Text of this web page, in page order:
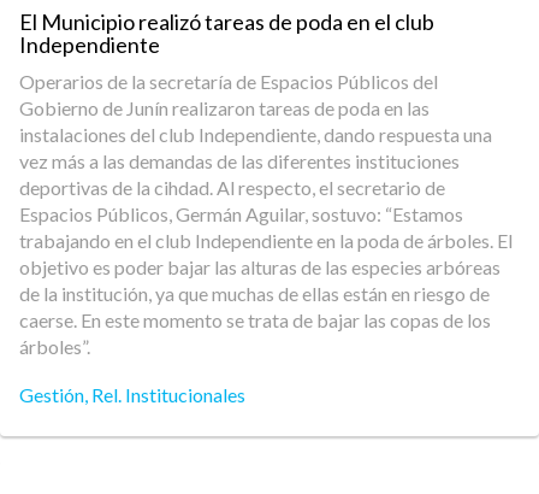
El Municipio realizó tareas de poda en el club
Independiente
Operarios de la secretaría de Espacios Públicos del
Gobierno de Junín realizaron tareas de poda en las
instalaciones del club Independiente, dando respuesta una
vez más a las demandas de las diferentes instituciones
deportivas de la cihdad. Al respecto, el secretario de
Espacios Públicos, Germán Aguilar, sostuvo: “Estamos
trabajando en el club Independiente en la poda de árboles. El
objetivo es poder bajar las alturas de las especies arbóreas
de la institución, ya que muchas de ellas están en riesgo de
caerse. En este momento se trata de bajar las copas de los
árboles”.
Gestión, Rel. Institucionales